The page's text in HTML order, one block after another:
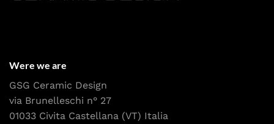
Were we are
GSG Ceramic Design
via Brunelleschi n° 27
01033 Civita Castellana (VT) Italia